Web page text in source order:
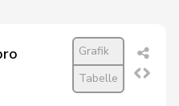
Grafik
Tabelle